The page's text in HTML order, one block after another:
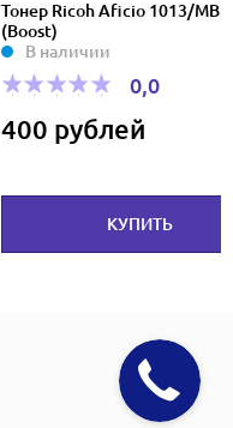
Тонер Ricoh Aficio 1013/MB
(Boost)
В наличии
0,0
400 рублей
КУПИТЬ